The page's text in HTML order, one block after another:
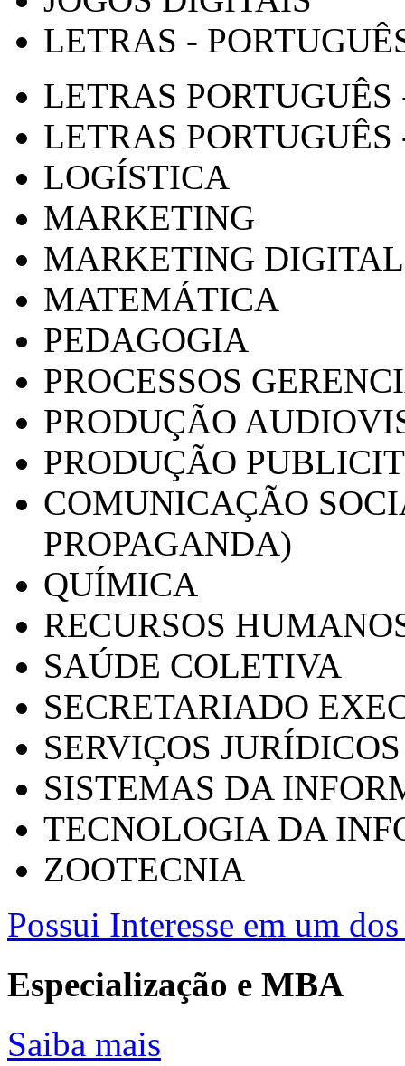
LETRAS -
LETRAS
LETRAS PORTUGUÊS
LOGÍSTICA
MARKETING
MARKETING DIGITAL
MATEMÁTICA
PEDAGOGIA
PROCESSOS
PRODUÇÃO
PRODUÇÃO
COMUNICAÇÃO
PROPAGANDA)
QUÍMICA
RECURSOS
SAÚDE COLETIVA
SECRETARIADO
SERVIÇOS
SISTEMAS DA
TECNOLOGIA DA
ZOOTECNIA
Possui Interesse em um
Especialização e MBA
Saiba mais